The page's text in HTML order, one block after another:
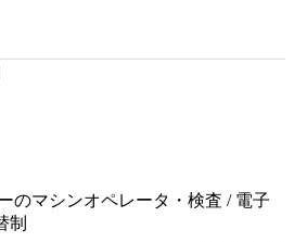
のマシンオペレータ・検査 / 電子
制